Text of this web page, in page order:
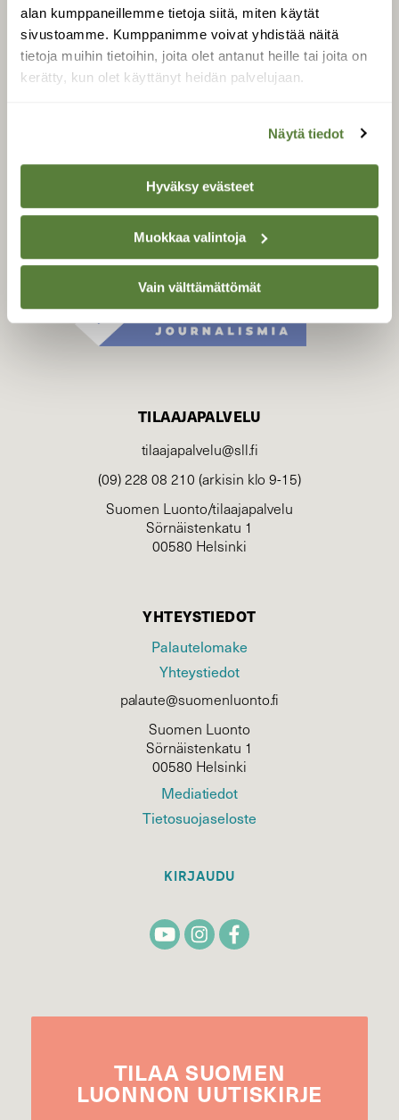
alan kumppaneillemme tietoja siitä, miten käytät
sivustoamme. Kumppanimme voivat yhdistää näitä
tietoja muihin tietoihin, joita olet antanut heille tai joita on
kerätty, kun olet käyttänyt heidän palvelujaan.
Näytä tiedot
Hyväksy evästeet
Muokkaa valintoja
Vain välttämättömät
Tilaa uutiskirje
Suomen Luonto -lehden
kustantaja onSuomen
luonnonsuojelu­liitto
TILAAJAPALVELU
tilaajapalvelu@sll.fi
(09) 228 08 210 (arkisin klo 9-15)
Suomen Luonto/tilaajapalvelu
Sörnäistenkatu 1
00580 Helsinki
YHTEYSTIEDOT
Palautelomake
Yhteystiedot
palaute@suomenluonto.fi
Suomen Luonto
Sörnäistenkatu 1
00580 Helsinki
Mediatiedot
Tietosuojaseloste
KIRJAUDU
TILAA SUOMEN
LUONNON UUTIS­KIRJE